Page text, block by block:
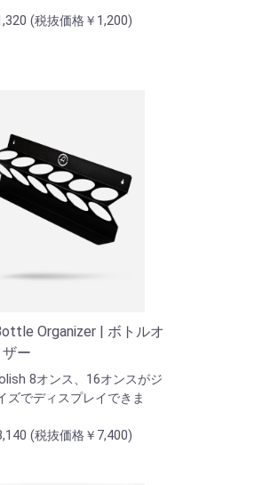
(税抜価格￥1,200)
Organizer | ボトルオ
ー
8オンス、16オンスがジ
ズでディスプレイできま
(税抜価格￥7,400)